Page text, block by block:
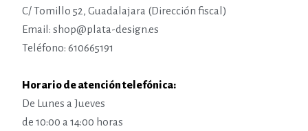
C/ Tomillo 52, Guadalajara (Dirección fiscal)
Email: shop@plata-design.es
Teléfono: 610665191
Horario de atención telefónica:
De Lunes a Jueves
de 10:00 a 14:00 horas